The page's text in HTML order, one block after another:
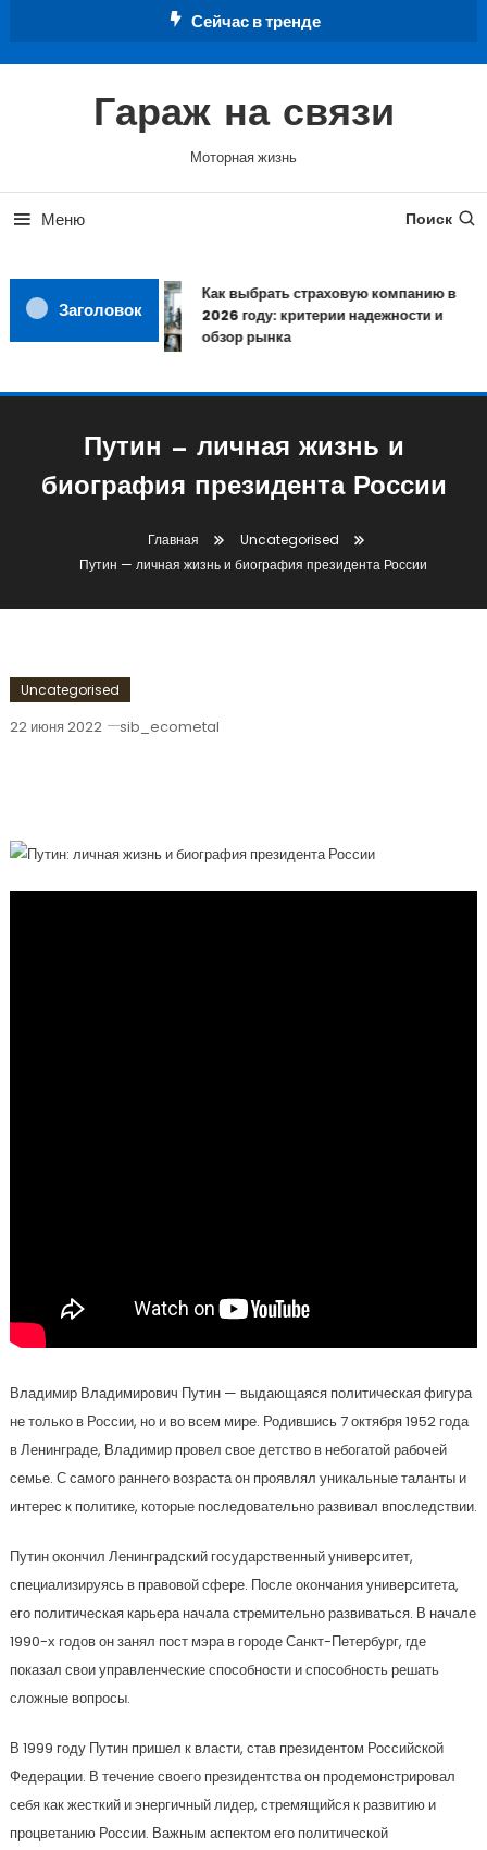
Сейчас в тренде
Гараж на связи
Моторная жизнь
Меню Поиск
Заголовок
Как выбрать страховую компанию в
2026 году: критерии надежности и
обзор рынка
Путин — личная жизнь и
биография президента России
Главная
Uncategorised
Путин — личная жизнь и биография президента России
Uncategorised
22 июня 2022 sib_ecometal
Владимир Владимирович Путин — выдающаяся политическая фигура
не только в России, но и во всем мире. Родившись 7 октября 1952 года
в Ленинграде, Владимир провел свое детство в небогатой рабочей
семье. С самого раннего возраста он проявлял уникальные таланты и
интерес к политике, которые последовательно развивал впоследствии.
Путин окончил Ленинградский государственный университет,
специализируясь в правовой сфере. После окончания университета,
его политическая карьера начала стремительно развиваться. В начале
1990-х годов он занял пост мэра в городе Санкт-Петербург, где
показал свои управленческие способности и способность решать
сложные вопросы.
В 1999 году Путин пришел к власти, став президентом Российской
Федерации. В течение своего президентства он продемонстрировал
себя как жесткий и энергичный лидер, стремящийся к развитию и
процветанию России. Важным аспектом его политической